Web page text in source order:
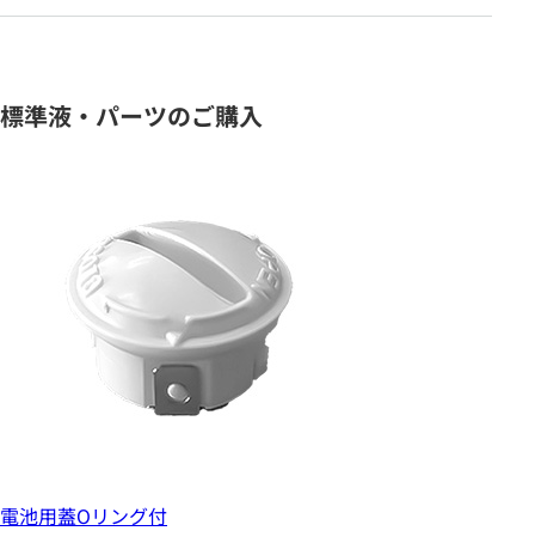
標準液・パーツのご購入
電池用蓋Oリング付